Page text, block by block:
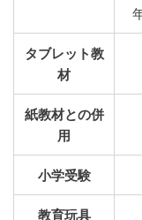
タブレット教
材
紙教材との併
用
小学受験
教育玩具